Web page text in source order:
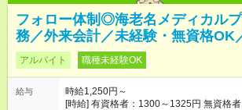
フォロー体制◎海老名メディカル
務／外来会計／未経験・無資格OK
アルバイト 職種未経験OK
給与
時給1,250円～
[時給] 有資格者：1300～1325円 無資格者：1250